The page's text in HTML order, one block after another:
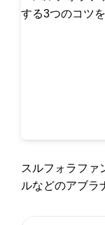
スルフォラファ
ルなどのアブラ